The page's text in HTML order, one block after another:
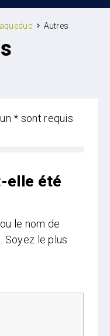
Autres
* sont requis
elle été
le nom de
Soyez le plus